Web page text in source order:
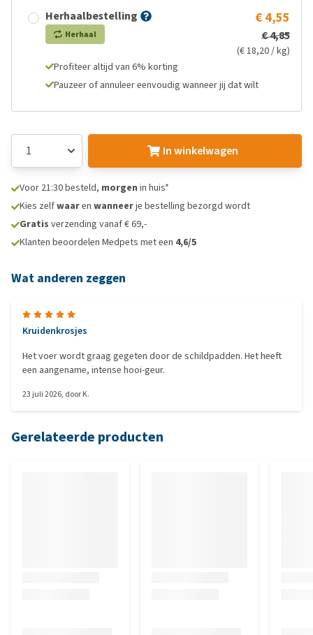
Herhaalbestelling
Herhaal
€ 4,55
€ 4,85
(€ 18,20 / kg)
Profiteer altijd van 6% korting
Pauzeer of annuleer eenvoudig wanneer jij dat wilt
In winkelwagen
Voor 21:30 besteld, morgen in huis*
Kies zelfwaaren wanneerje bestelling bezorgd wordt
Gratis verzending vanaf € 69,-
Klanten beoordelen Medpets met een 4,6/5
Wat anderen zeggen
Kruidenkrosjes
Het voer wordt graag gegeten door de schildpadden. Het heeft
een aangename, intense hooi-geur.
23 juli 2026, doorK.
Gerelateerde producten